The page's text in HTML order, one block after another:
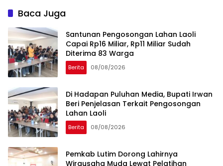
TimurBaca Juga
Santunan Pengosongan Lahan Laoli
Capai Rp16 Miliar, Rp11 Miliar Sudah
Diterima 83 Warga
Berita 08/08/2026
Di Hadapan Puluhan Media, Bupati Irwan
Beri Penjelasan Terkait Pengosongan
Lahan Laoli
Berita 08/08/2026
Pemkab Lutim Dorong Lahirnya
Wirausaha Muda Lewat Pelatihan